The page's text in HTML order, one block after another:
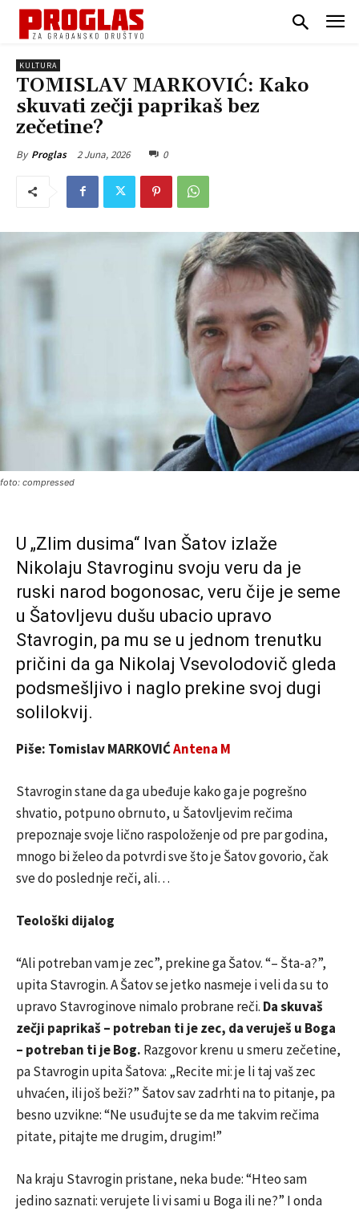
KULTURA
TOMISLAV MARKOVIĆ: Kako
skuvati zečji paprikaš bez
zečetine?
By Proglas 2 Juna, 2026 0
foto: compressed
U „Zlim dusima“ Ivan Šatov izlaže
Nikolaju Stavroginu svoju veru da je
ruski narod bogonosac, veru čije je seme
u Šatovljevu dušu ubacio upravo
Stavrogin, pa mu se u jednom trenutku
pričini da ga Nikolaj Vsevolodovič gleda
podsmešljivo i naglo prekine svoj dugi
solilokvij.
Piše: Tomislav MARKOVIĆAntena M
Stavrogin stane da ga ubeđuje kako ga je pogrešno
shvatio, potpuno obrnuto, u Šatovljevim rečima
prepoznaje svoje lično raspoloženje od pre par godina,
mnogo bi želeo da potvrdi sve što je Šatov govorio, čak
sve do poslednje reči, ali…
Teološki dijalog
“Ali potreban vam je zec”, prekine ga Šatov. “– Šta-a?”,
upita Stavrogin. A Šatov se jetko nasmeje i veli da su to
upravo Stavroginove nimalo probrane reči. Da skuvaš
zečji paprikaš – potreban ti je zec, da veruješ u Boga
– potreban ti je Bog. Razgovor krenu u smeru zečetine,
pa Stavrogin upita Šatova: „Recite mi: je li taj vaš zec
uhvaćen, ili još beži?” Šatov sav zadrhti na to pitanje, pa
besno uzvikne: “Ne usuđujte se da me takvim rečima
pitate, pitajte me drugim, drugim!”
Na kraju Stavrogin pristane, neka bude: “Hteo sam
jedino saznati: verujete li vi sami u Boga ili ne?” I onda